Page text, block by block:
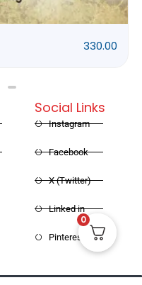
Social Links
Linked in
Pinterest
0